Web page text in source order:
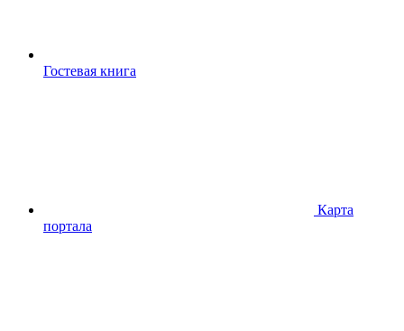
Гостевая книга
Карта
портала